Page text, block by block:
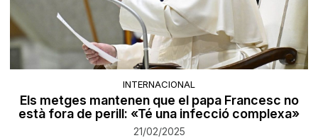
INTERNACIONAL
Els metges mantenen que el papa Francesc no
està fora de perill: «Té una infecció complexa»
21/02/2025